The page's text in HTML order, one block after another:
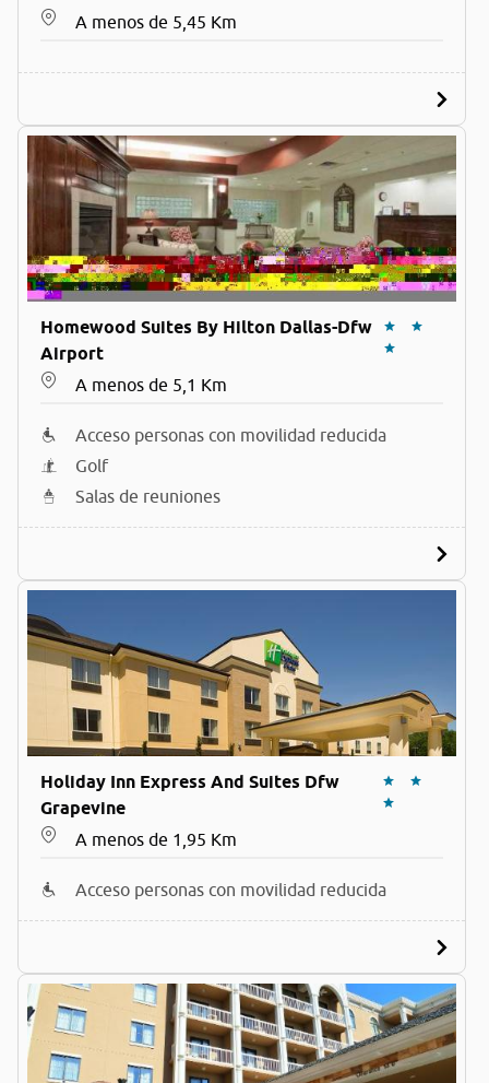
A menos de 5,45 Km
Homewood Suites By Hilton Dallas-Dfw
Airport
A menos de 5,1 Km
Acceso personas con movilidad reducida
Golf
Salas de reuniones
Holiday Inn Express And Suites Dfw
Grapevine
A menos de 1,95 Km
Acceso personas con movilidad reducida